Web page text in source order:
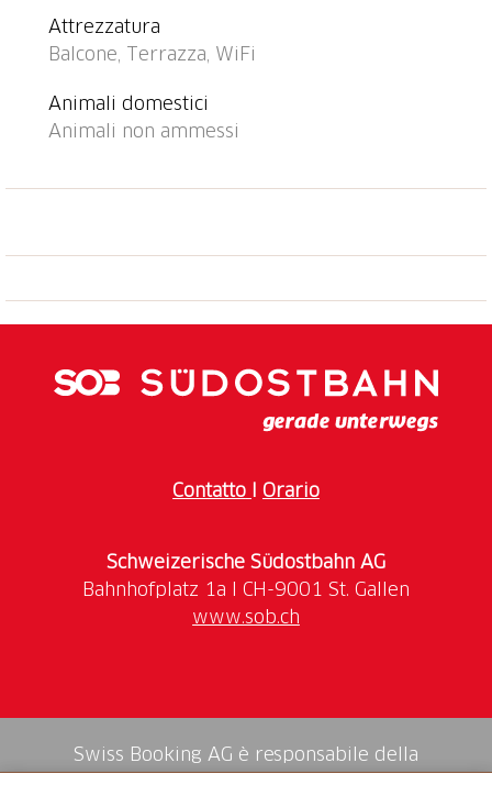
km, funivia 11 km, impianti di risalita 25 km.
Attrazioni nelle vicinanze: Pilatus 12 km, Luzern 25
km. Rinomate località sciistiche: Engelberg 40 km,
Brünig-Hasliberg 30 km, Melchsee Frutt 25 km. Laghi
famosi: Sarnersee 5 km, Vierwaldstättersee 12 km.
Attrezzatura
Balcone, Terrazza, WiFi
Animali domestici
Animali non ammessi
Contatto Orario
Schweizerische Südostbahn AG
www.sob.ch
Swiss Booking AG è responsabile della